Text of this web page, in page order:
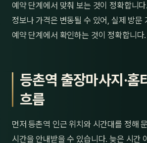
예약 단계에서 맞춰 보는 것이 정확합니
정보나 가격은 변동될 수 있어, 실제 방문
예약 단계에서 확인하는 것이 정확합니다.
등촌역 출장마사지·홈
흐름
먼저 등촌역 인근 위치와 시간대를 정해
시간을 안내받을 수 있습니다. 늦은 시간